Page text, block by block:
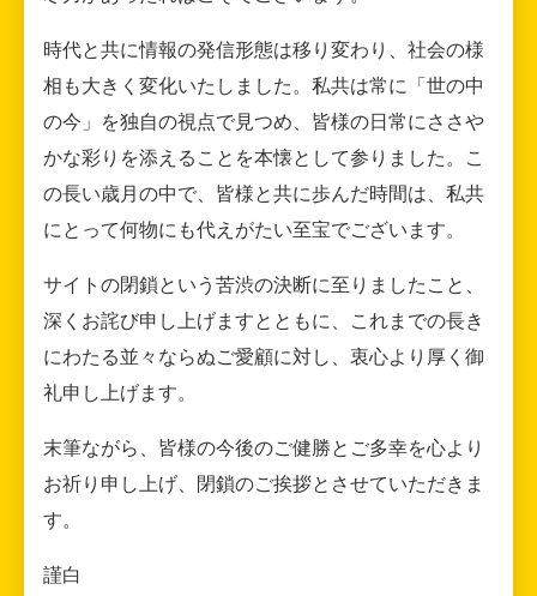
時代と共に情報の発信形態は移り変わり、社会の様
相も大きく変化いたしました。私共は常に「世の中
の今」を独自の視点で見つめ、皆様の日常にささや
かな彩りを添えることを本懐として参りました。こ
の長い歳月の中で、皆様と共に歩んだ時間は、私共
にとって何物にも代えがたい至宝でございます。
サイトの閉鎖という苦渋の決断に至りましたこと、
深くお詫び申し上げますとともに、これまでの長き
にわたる並々ならぬご愛顧に対し、衷心より厚く御
礼申し上げます。
末筆ながら、皆様の今後のご健勝とご多幸を心より
お祈り申し上げ、閉鎖のご挨拶とさせていただきま
す。
謹白